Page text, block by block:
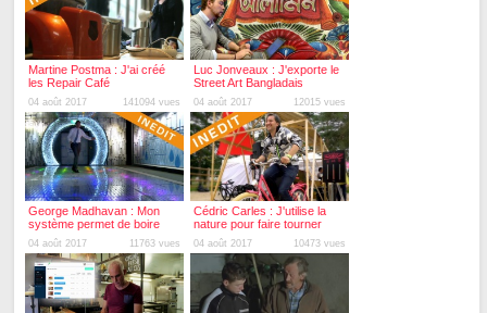
Martine Postma : J'ai créé
les Repair Café
04 août 2017 141094 vues
Luc Jonveaux : J'exporte le
Street Art Bangladais
04 août 2017 12015 vues
George Madhavan : Mon
système permet de boire
l'eau des toilettes
04 août 2017 11763 vues
Cédric Carles : J'utilise la
nature pour faire tourner
mes platines
04 août 2017 10473 vues